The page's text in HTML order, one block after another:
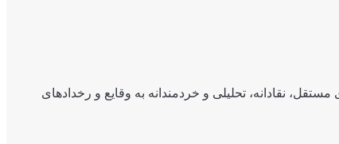
نقادانه، تحلیلی و خردمندانه به وقایع و رخدادهای